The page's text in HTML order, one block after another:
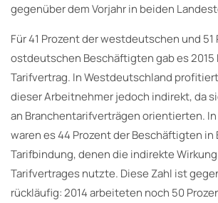
gegenüber dem Vorjahr in beiden
Für 41 Prozent der westdeutschen und 51
ostdeutschen Beschäftigten gab es 2015
Tarifvertrag. In Westdeutschland
dieser Arbeitnehmer jedoch indirekt, da
an Branchentarifverträgen orientierten.
waren es 44 Prozent der Beschäftigten in
Tarifbindung, denen die indirekte
Tarifvertrages nutzte. Diese Zahl ist
rückläufig: 2014 arbeiteten noch 50